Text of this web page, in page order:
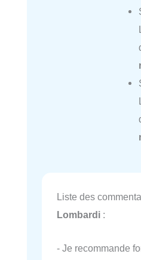
Liste des
Lombardi :
- Je recommande